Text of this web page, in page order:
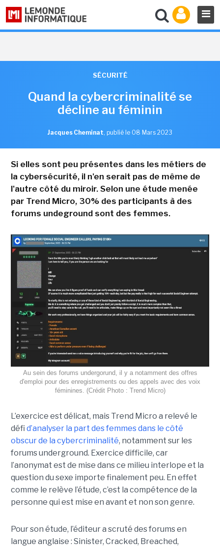
SÉCURITÉ
Quand la cybercriminalité se
décline au féminin
Jacques Cheminat, publié le 08 Mars 2023
Si elles sont peu présentes dans les métiers de
la cybersécurité, il n'en serait pas de même de
l'autre côté du miroir. Selon une étude menée
par Trend Micro, 30% des participants à des
forums undeground sont des femmes.
Au sein des forums undergorund, il y a notamment des offres
d'emploi pour des enregistrements ou des appels avec des voix
féminines. (Crédit Photo : Trend Micro)
L’exercice est délicat, mais Trend Micro a relevé le
défi d’analyser la part des femmes dans le côté
obscur de la cybercriminalité, notamment sur les
forums underground. Exercice difficile, car
l’anonymat est de mise dans ce milieu interlope et la
question du sexe importe finalement peu. En effet
comme le relève l’étude, c’est la compétence de la
personne qui est mise en avant et non son genre.
Pour son étude, l’éditeur a scruté des forums en
langue anglaise : Sinister, Cracked, Breached,